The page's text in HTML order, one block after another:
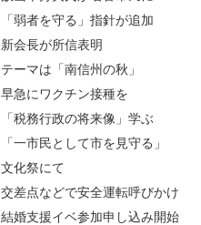
「弱者を守る」指針が追加
新会長が所信表明
テーマは「南信州の秋」
早急にワクチン接種を
「税務行政の将来像」学ぶ
「一市民として市を見守る」
文化祭にて
交差点などで安全運転呼びかけ
結婚支援イベ参加申し込み開始